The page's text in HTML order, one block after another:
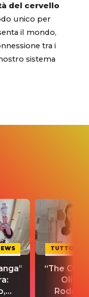
del cervello
unico per
il mondo,
tra i
sistema
TUTTO
“The
Olivia